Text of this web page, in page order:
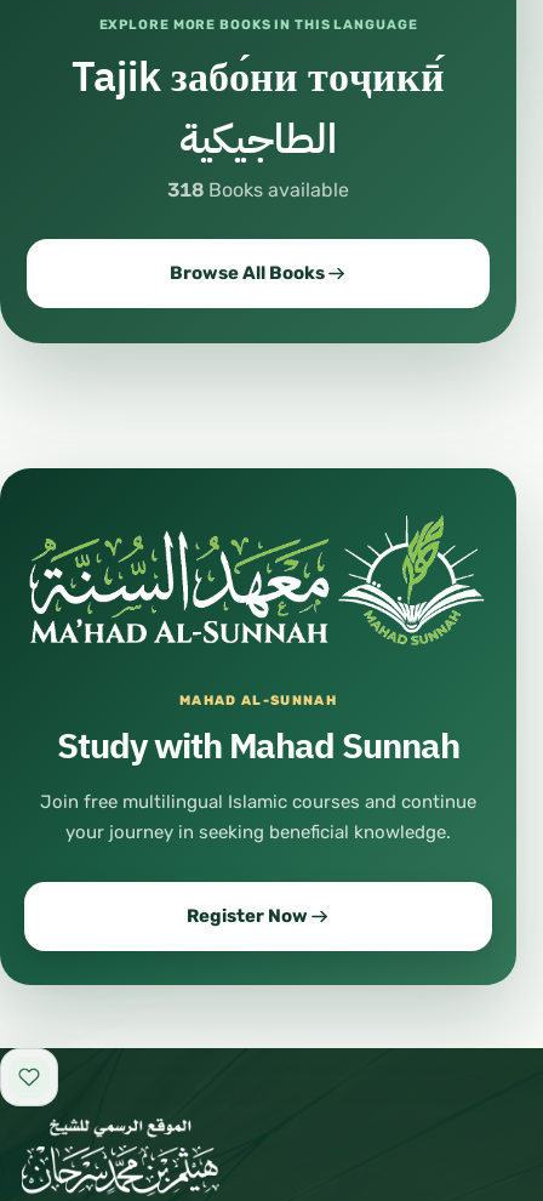
EXPLORE MORE BOOKS IN THIS LANGUAGE
Tajik забо́ни тоҷикӣ́
الطاجيكية
318 Books available
Browse All Books
MAHAD AL-SUNNAH
Study with Mahad Sunnah
Join free multilingual Islamic courses and continue
your journey in seeking beneficial knowledge.
Register Now
Add to favorites